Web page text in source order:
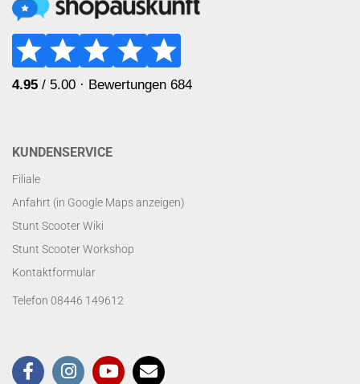
KUNDENSERVICE
Filiale
Anfahrt (in Google Maps anzeigen)
Stunt Scooter Wiki
Stunt Scooter Workshop
Kontaktformular
Telefon 08446 149612